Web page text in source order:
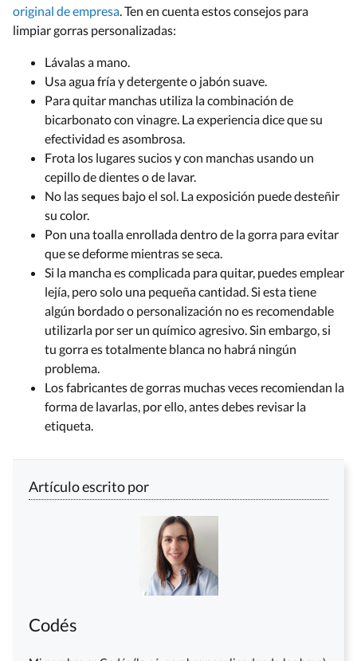
original de empresa . Ten en cuenta estos consejos para
limpiar gorras personalizadas:
Lávalas a mano.
Usa agua fría y detergente o jabón suave.
Para quitar manchas utiliza la combinación de
bicarbonato con vinagre. La experiencia dice que su
efectividad es asombrosa.
Frota los lugares sucios y con manchas usando un
cepillo de dientes o de lavar.
No las seques bajo el sol. La exposición puede desteñir
su color.
Pon una toalla enrollada dentro de la gorra para evitar
que se deforme mientras se seca.
Si la mancha es complicada para quitar, puedes emplear
lejía, pero solo una pequeña cantidad. Si esta tiene
algún bordado o personalización no es recomendable
utilizarla por ser un químico agresivo. Sin embargo, si
tu gorra es totalmente blanca no habrá ningún
problema.
Los fabricantes de gorras muchas veces recomiendan la
forma de lavarlas, por ello, antes debes revisar la
etiqueta.
Artículo escrito por
Codés